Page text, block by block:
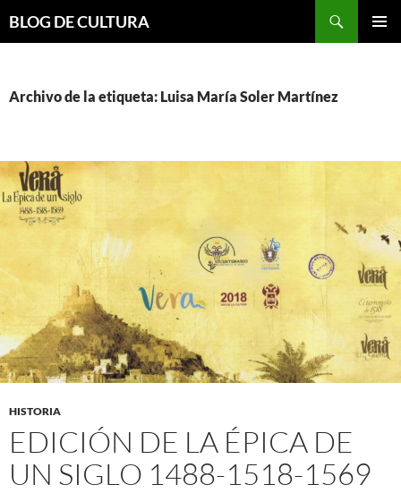
BLOG DE CULTURA
Archivo de la etiqueta: Luisa María Soler Martínez
HISTORIA
EDICIÓN DE LA ÉPICA DE
UN SIGLO 1488-1518-1569